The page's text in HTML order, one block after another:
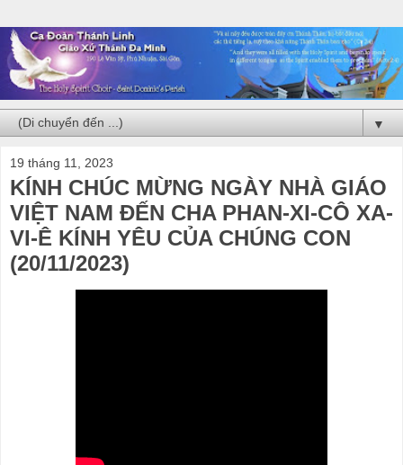
▼
19 tháng 11, 2023
KÍNH CHÚC MỪNG NGÀY NHÀ GIÁO
VIỆT NAM ĐẾN CHA PHAN-XI-CÔ XA-
VI-Ê KÍNH YÊU CỦA CHÚNG CON
(20/11/2023)